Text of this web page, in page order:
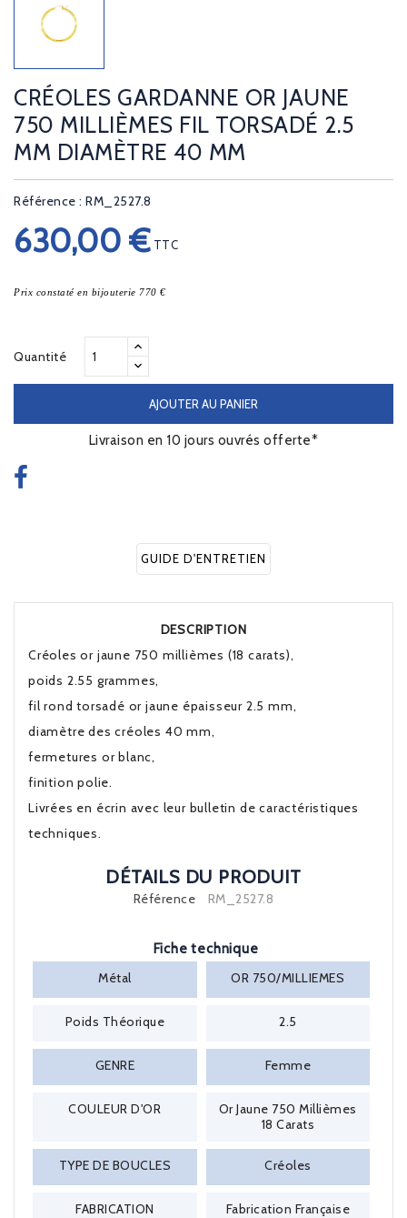
CRÉOLES GARDANNE OR JAUNE
750 MILLIÈMES FIL TORSADÉ 2.5
MM DIAMÈTRE 40 MM
Référence : RM_2527.8
630,00 € TTC
Prix constaté en bijouterie 770 €
Quantité
AJOUTER AU PANIER
Livraison en 10 jours ouvrés offerte*
GUIDE D'ENTRETIEN
DESCRIPTION
Créoles or jaune 750 millièmes (18 carats),
poids 2.55 grammes,
fil rond torsadé or jaune épaisseur 2.5 mm,
diamètre des créoles 40 mm,
fermetures or blanc,
finition polie.
Livrées en écrin avec leur bulletin de caractéristiques
techniques.
DÉTAILS DU PRODUIT
Référence RM_2527.8
Fiche technique
Métal
OR 750/MILLIEMES
Poids Théorique 2.5
GENRE Femme
COULEUR D'OR
Or Jaune 750 Millièmes
18 Carats
TYPE DE BOUCLES Créoles
FABRICATION Fabrication Française